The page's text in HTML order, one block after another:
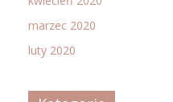
marzec 2020
luty 2020